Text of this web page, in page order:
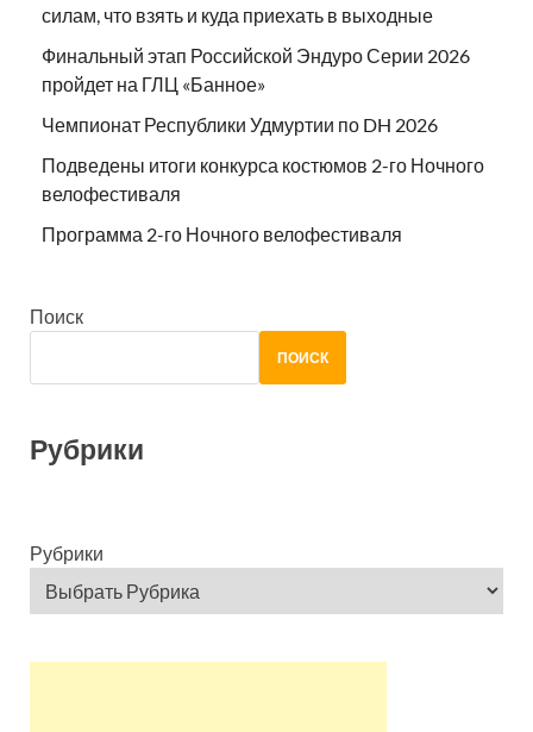
силам, что взять и куда приехать в выходные
Финальный этап Российской Эндуро Серии 2026
пройдет на ГЛЦ «Банное»
Чемпионат Республики Удмуртии по DH 2026
Подведены итоги конкурса костюмов 2-го Ночного
велофестиваля
Программа 2-го Ночного велофестиваля
Поиск
ПОИСК
Рубрики
Рубрики